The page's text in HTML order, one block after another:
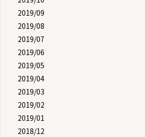
2019/09
2019/08
2019/07
2019/06
2019/05
2019/04
2019/03
2019/02
2019/01
2018/12